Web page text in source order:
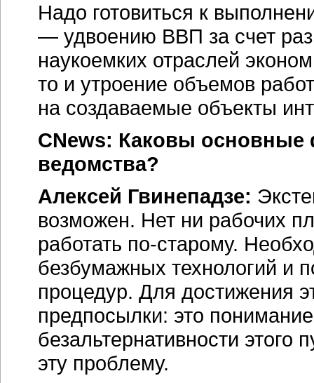
Надо готовиться к
— удвоению ВВП за счет
наукоемких отраслей
то и утроение объемов
на создаваемые объекты
CNews: Каковы основные
ведомства?
Алексей Гвинепадзе:
возможен. Нет ни рабочих
работать по-старому.
безбумажных технологий и
процедур. Для достижения
предпосылки: это
безальтернативности этого
эту проблему.